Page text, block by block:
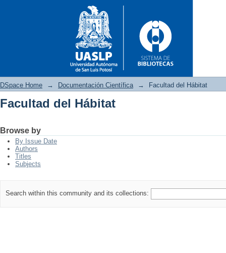
DSpace Home → Documentación Científica → Facultad del Hábitat
Facultad del Hábitat
Browse by
By Issue Date
Authors
Titles
Subjects
Search within this community and its collections: